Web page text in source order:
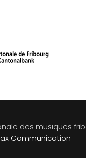
des musiques
Communication